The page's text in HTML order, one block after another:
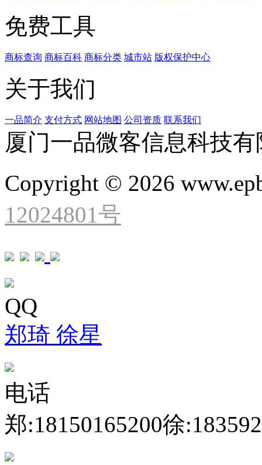
免费工具
商标查询 商标百科 商标分类 城市站 版权保护中心
关于我们
一品简介 支付方式 网站地图 公司资质 联系我们
厦门一品微客信息科技
Copyright © 2026
12024801号
QQ
郑琦 徐星
电话
郑:18150165200徐